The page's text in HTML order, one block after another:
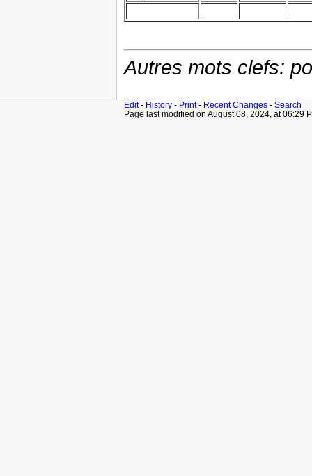
Autres mots clefs:
Edit- History - Print- Recent Changes - Search
Page last modified on August 08, 2024, at 06:29